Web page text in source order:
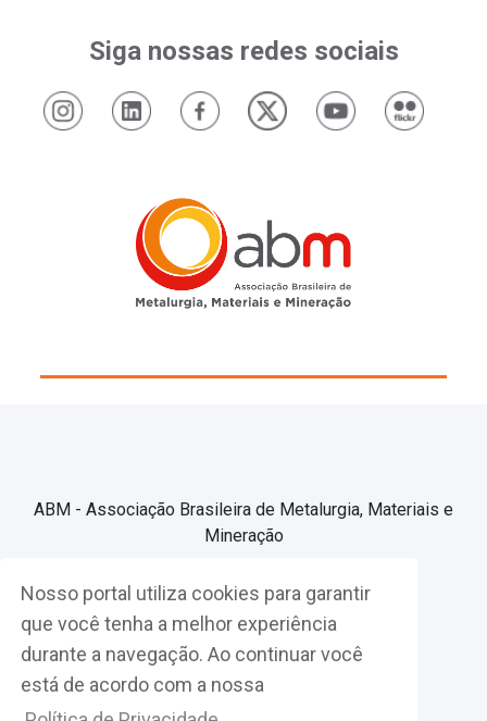
Nosso portal utiliza cookies para garantir
que você tenha a melhor experiência
durante a navegação. Ao continuar você
está de acordo com a nossa
Siga nossas redes sociais
ABM - Associação Brasileira de Metalurgia, Materiais e
Mineração
Associe-se
Fazer Login